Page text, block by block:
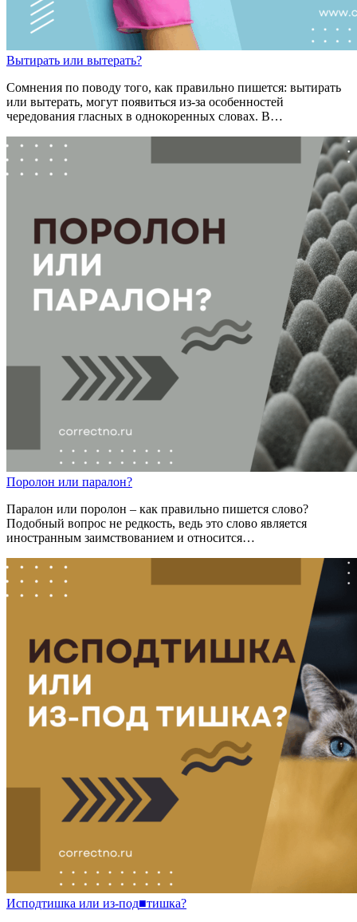
Вытирать или вытерать?
Сомнения по поводу того, как правильно пишется: вытирать
или вытерать, могут появиться из-за особенностей
чередования гласных в однокоренных словах. В…
Поролон или паралон?
Паралон или поролон – как правильно пишется слово?
Подобный вопрос не редкость, ведь это слово является
иностранным заимствованием и относится…
Исподтишка или из-под■тишка?